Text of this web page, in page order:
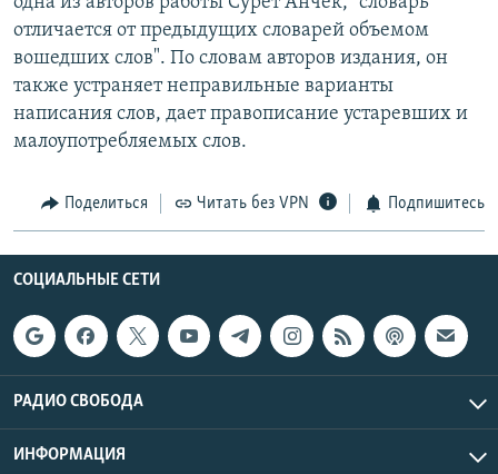
отличается от предыдущих словарей объемом
вошедших слов". По словам авторов издания, он
также устраняет неправильные варианты
написания слов, дает правописание устаревших и
малоупотребляемых слов.
Поделиться Читать без VPN Подпишитесь
СОЦИАЛЬНЫЕ СЕТИ
РАДИО СВОБОДА
ИНФОРМАЦИЯ